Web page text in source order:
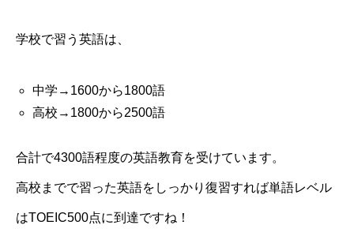
学校で習う英語は、
中学→1600から1800語
高校→1800から2500語
合計で4300語程度の英語教育を受けています。
高校までで習った英語をしっかり復習すれば単語レベル
はTOEIC500点に到達ですね！